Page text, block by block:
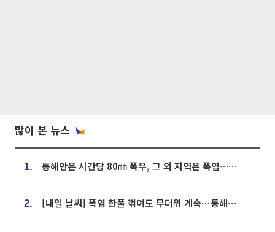
많이 본 뉴스
1. 동해안은 시간당 80㎜ 폭우, 그 외 지역은 폭염…‘극과 극 날씨’
2. [내일 날씨] 폭염 한풀 꺾여도 무더위 계속⋯동해안 이틀 연속 비